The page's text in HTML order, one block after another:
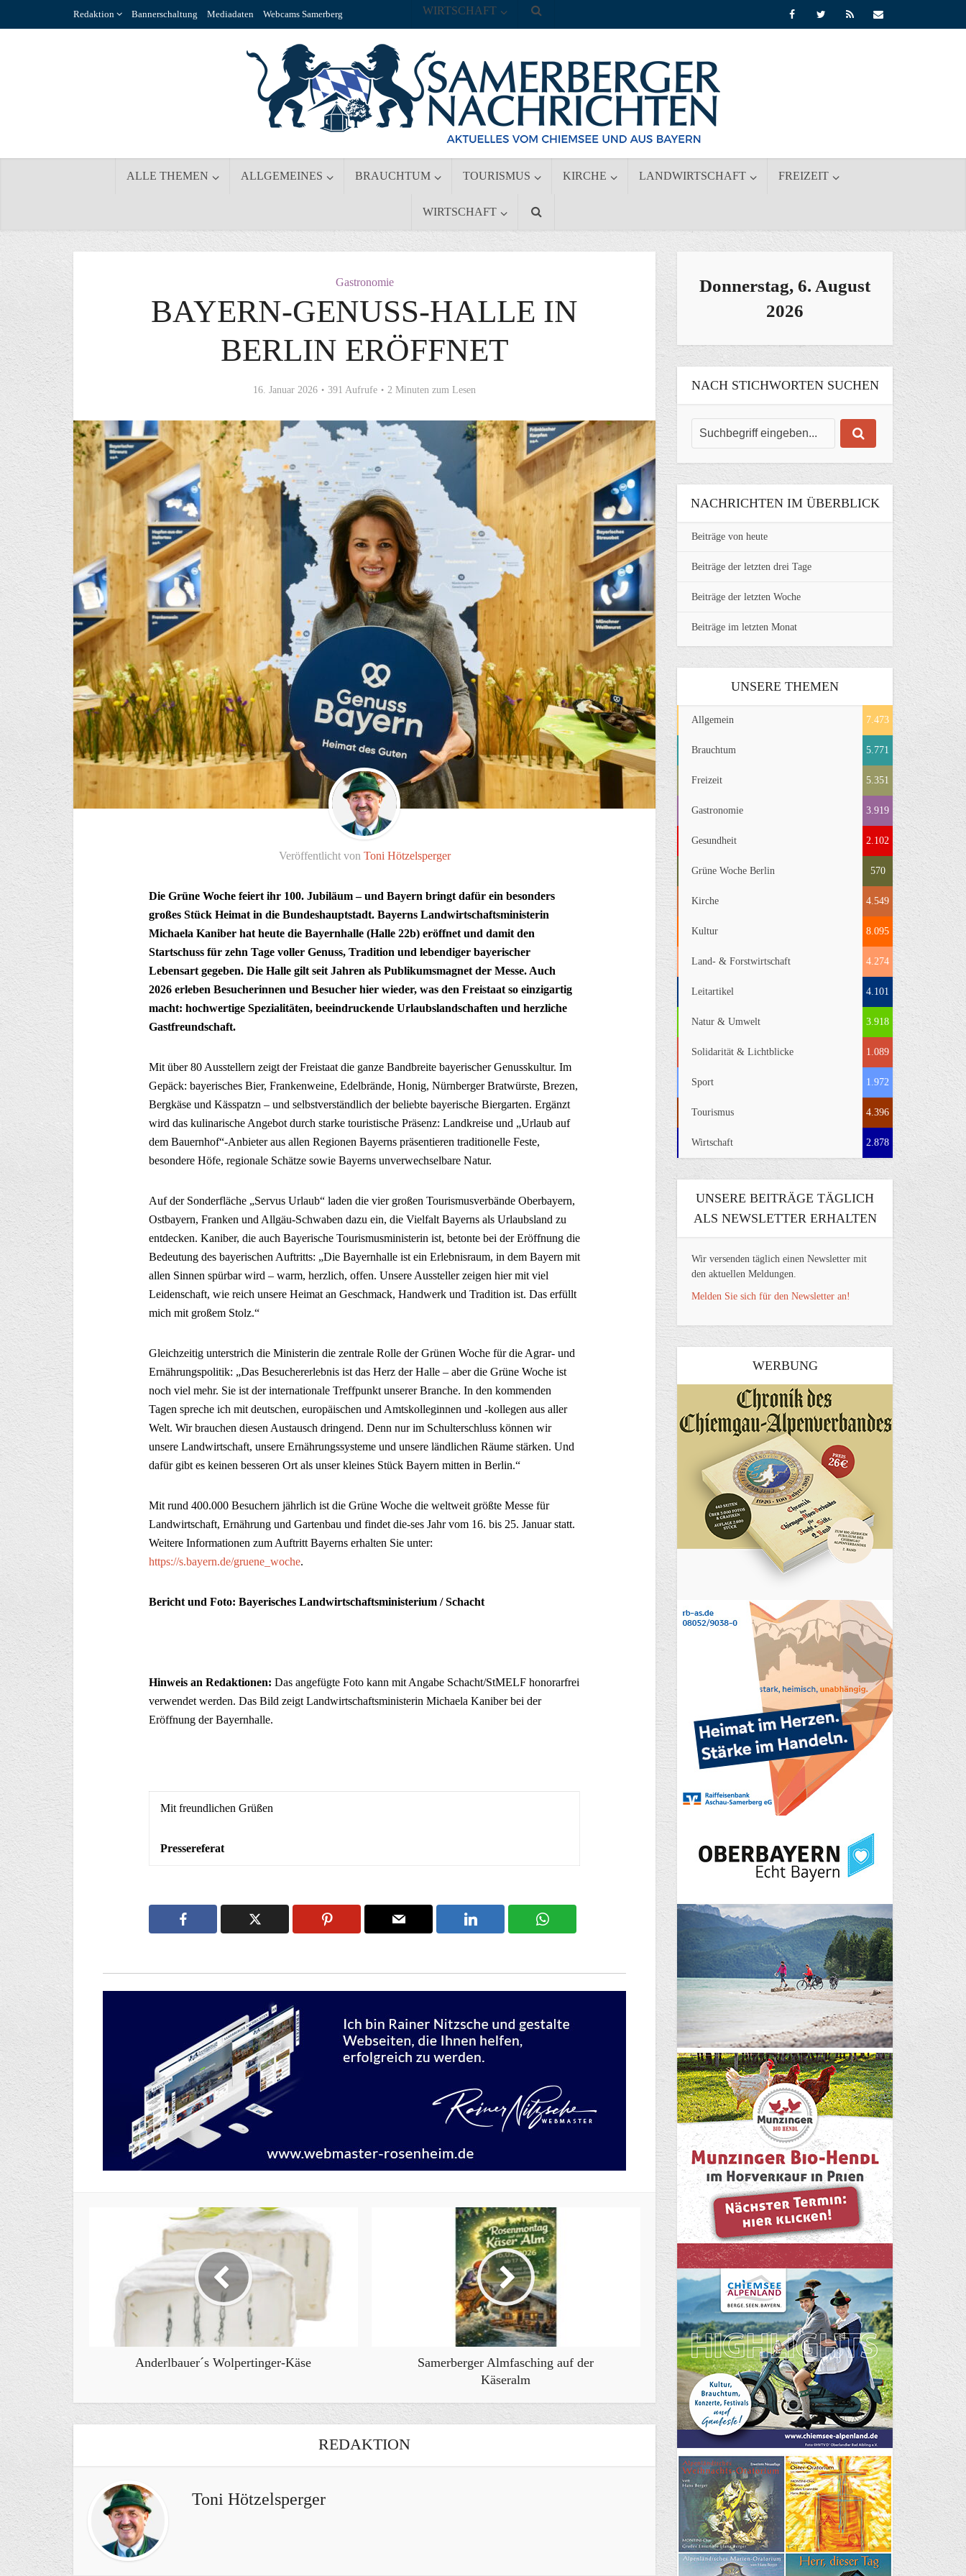
Redaktion Bannerschaltung Mediadaten Webcams Samerberg
ALLE THEMEN ALLGEMEINES BRAUCHTUM TOURISMUS KIRCHE LANDWIRTSCHAFT FREIZEIT
WIRTSCHAFT
WIRTSCHAFT
Gastronomie
BAYERN-GENUSS-HALLE IN
BERLIN ERÖFFNET
16. Januar 2026 391 Aufrufe 2 Minuten zum Lesen
Veröffentlicht von Toni Hötzelsperger
Die Grüne Woche feiert ihr 100. Jubiläum – und Bayern bringt dafür ein besonders
großes Stück Heimat in die Bundeshauptstadt. Bayerns Landwirtschaftsministerin
Michaela Kaniber hat heute die Bayernhalle (Halle 22b) eröffnet und damit den
Startschuss für zehn Tage voller Genuss, Tradition und lebendiger bayerischer
Lebensart gegeben. Die Halle gilt seit Jahren als Publikumsmagnet der Messe. Auch
2026 erleben Besucherinnen und Besucher hier wieder, was den Freistaat so einzigartig
macht: hochwertige Spezialitäten, beeindruckende Urlaubslandschaften und herzliche
Gastfreundschaft.
Mit über 80 Ausstellern zeigt der Freistaat die ganze Bandbreite bayerischer Genusskultur. Im
Gepäck: bayerisches Bier, Frankenweine, Edelbrände, Honig, Nürnberger Bratwürste, Brezen,
Bergkäse und Kässpatzn – und selbstverständlich der beliebte bayerische Biergarten. Ergänzt
wird das kulinarische Angebot durch starke touristische Präsenz: Landkreise und „Urlaub auf
dem Bauernhof“-Anbieter aus allen Regionen Bayerns präsentieren traditionelle Feste,
besondere Höfe, regionale Schätze sowie Bayerns unverwechselbare Natur.
Auf der Sonderfläche „Servus Urlaub“ laden die vier großen Tourismusverbände Oberbayern,
Ostbayern, Franken und Allgäu-Schwaben dazu ein, die Vielfalt Bayerns als Urlaubsland zu
entdecken. Kaniber, die auch Bayerische Tourismusministerin ist, betonte bei der Eröffnung die
Bedeutung des bayerischen Auftritts: „Die Bayernhalle ist ein Erlebnisraum, in dem Bayern mit
allen Sinnen spürbar wird – warm, herzlich, offen. Unsere Aussteller zeigen hier mit viel
Leidenschaft, wie reich unsere Heimat an Geschmack, Handwerk und Tradition ist. Das erfüllt
mich mit großem Stolz.“
Gleichzeitig unterstrich die Ministerin die zentrale Rolle der Grünen Woche für die Agrar- und
Ernährungspolitik: „Das Besuchererlebnis ist das Herz der Halle – aber die Grüne Woche ist
noch viel mehr. Sie ist der internationale Treffpunkt unserer Branche. In den kommenden
Tagen spreche ich mit deutschen, europäischen und Amtskolleginnen und -kollegen aus aller
Welt. Wir brauchen diesen Austausch dringend. Denn nur im Schulterschluss können wir
unsere Landwirtschaft, unsere Ernährungssysteme und unsere ländlichen Räume stärken. Und
dafür gibt es keinen besseren Ort als unser kleines Stück Bayern mitten in Berlin.“
Mit rund 400.000 Besuchern jährlich ist die Grüne Woche die weltweit größte Messe für
Landwirtschaft, Ernährung und Gartenbau und findet die-ses Jahr vom 16. bis 25. Januar statt.
Weitere Informationen zum Auftritt Bayerns erhalten Sie unter:
https://s.bayern.de/gruene_woche.
Bericht und Foto: Bayerisches Landwirtschaftsministerium / Schacht
Hinweis an Redaktionen: Das angefügte Foto kann mit Angabe Schacht/StMELF honorarfrei
verwendet werden. Das Bild zeigt Landwirtschaftsministerin Michaela Kaniber bei der
Eröffnung der Bayernhalle.
Mit freundlichen Grüßen
Pressereferat
Anderlbauer´s Wolpertinger-Käse
Samerberger Almfasching auf der
Käseralm
REDAKTION
Toni Hötzelsperger
Donnerstag, 6. August
2026
NACH STICHWORTEN SUCHEN
NACHRICHTEN IM ÜBERBLICK
Beiträge von heute
Beiträge der letzten drei Tage
Beiträge der letzten Woche
Beiträge im letzten Monat
UNSERE THEMEN
Allgemein 7.473
Brauchtum 5.771
Freizeit 5.351
Gastronomie 3.919
Gesundheit 2.102
Grüne Woche Berlin 570
Kirche 4.549
Kultur 8.095
Land- & Forstwirtschaft 4.274
Leitartikel 4.101
Natur & Umwelt 3.918
Solidarität & Lichtblicke 1.089
Sport 1.972
Tourismus 4.396
Wirtschaft 2.878
UNSERE BEITRÄGE TÄGLICH
ALS NEWSLETTER ERHALTEN
Wir versenden täglich einen Newsletter mit
den aktuellen Meldungen.
Melden Sie sich für den Newsletter an!
WERBUNG